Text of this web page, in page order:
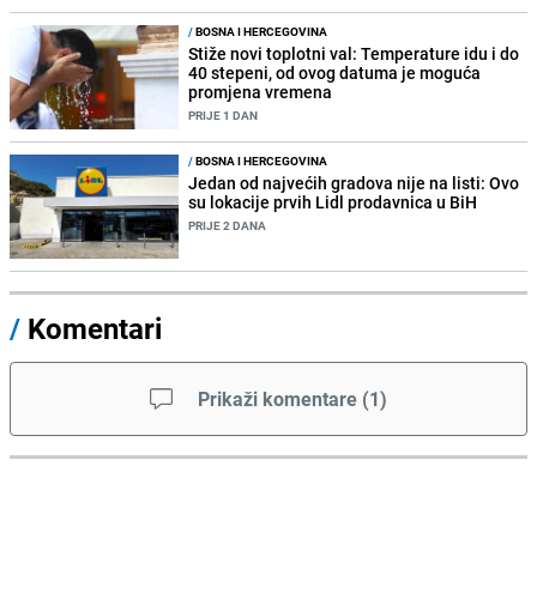
/BOSNA I HERCEGOVINA
Stiže novi toplotni val: Temperature idu i do
40 stepeni, od ovog datuma je moguća
promjena vremena
PRIJE 1 DAN
/BOSNA I HERCEGOVINA
Jedan od najvećih gradova nije na listi: Ovo
su lokacije prvih Lidl prodavnica u BiH
PRIJE 2 DANA
/ Komentari
Prikaži komentare (1)